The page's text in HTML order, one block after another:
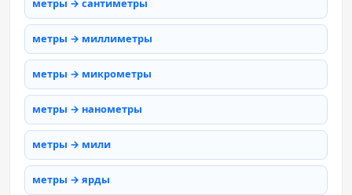
метры → сантиметры
метры → миллиметры
метры → микрометры
метры → нанометры
метры → мили
метры → ярды